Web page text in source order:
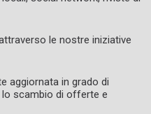
le nostre iniziative
aggiornata in grado di
scambio di offerte e